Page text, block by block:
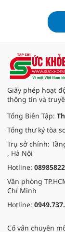
Giấy phép hoạt
thông tin và
Tổng Biên Tập:
Tổng thư ký tòa
Trụ sở chính:
, Hà Nội
Hotline:
Văn phòng
Chí Minh
Hotline:
Cố vấn chuyên